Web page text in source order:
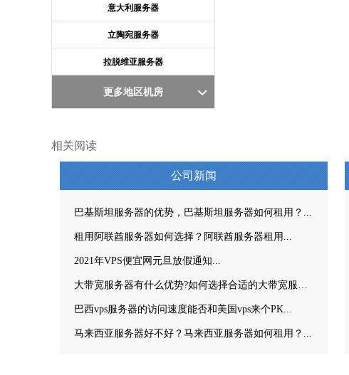
意大利服务器
立陶宛服务器
拉脱维亚服务器
更多地区机房
相关阅读
公司新闻
巴基斯坦服务器的优势，巴基斯坦服务器如何租用？...
租用阿联酋服务器如何选择？阿联酋服务器租用...
2021年VPS便宜网元旦放假通知...
大带宽服务器有什么优势?如何选择合适的大带宽服务器？...
巴西vps服务器的访问速度能否和美国vps来个PK...
马来西亚服务器好不好？马来西亚服务器如何租用？...